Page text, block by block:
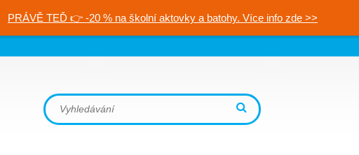
PRÁVĚ TEĎ 👉 -20 % na školní aktovky a batohy. Více info zde >>